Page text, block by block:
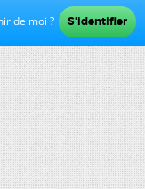
de moi ?